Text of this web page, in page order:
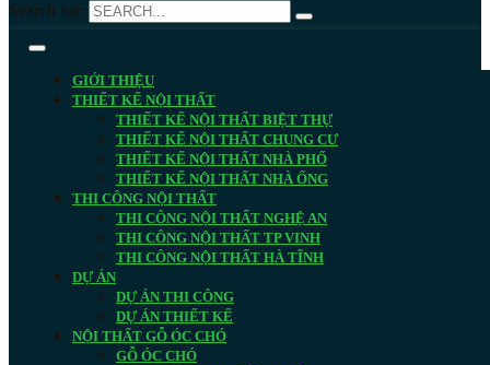
Search for:
GIỚI THIỆU
THIẾT KẾ NỘI THẤT
THIẾT KẾ NỘI THẤT BIỆT THỰ
THIẾT KẾ NỘI THẤT CHUNG CƯ
THIẾT KẾ NỘI THẤT NHÀ PHỐ
THIẾT KẾ NỘI THẤT NHÀ ỐNG
THI CÔNG NỘI THẤT
THI CÔNG NỘI THẤT NGHỆ AN
THI CÔNG NỘI THẤT TP VINH
THI CÔNG NỘI THẤT HÀ TĨNH
DỰ ÁN
DỰ ÁN THI CÔNG
DỰ ÁN THIẾT KẾ
NỘI THẤT GỖ ÓC CHÓ
GỖ ÓC CHÓ